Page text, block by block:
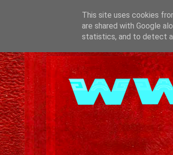
This site uses cookies
are shared with Google
statistics, and to detect